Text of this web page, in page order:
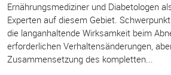
Ernährungsmediziner und Diabetologen
Experten auf diesem Gebiet.
die langanhaltende Wirksamkeit beim
erforderlichen Verhaltensänderungen,
Zusammensetzung des kompletten...